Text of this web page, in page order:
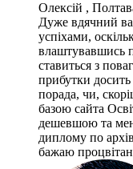
Олексій ,
Дуже вдячний
успіхами,
влаштувавшись
ставиться з
прибутки
порада, чи,
базою сайта
дешевшою та
диплому по
бажаю